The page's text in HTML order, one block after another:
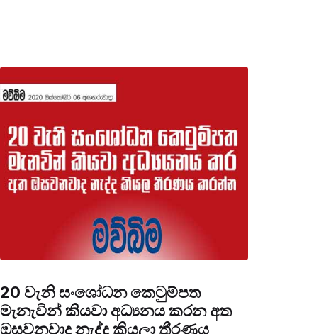
20 වැනි සංශෝධන කෙටුම්පත
මැනැවින් කියවා අධ්‍යනය කරන අත
ඔසවනවාද නැද්ද කියලා තීරණය